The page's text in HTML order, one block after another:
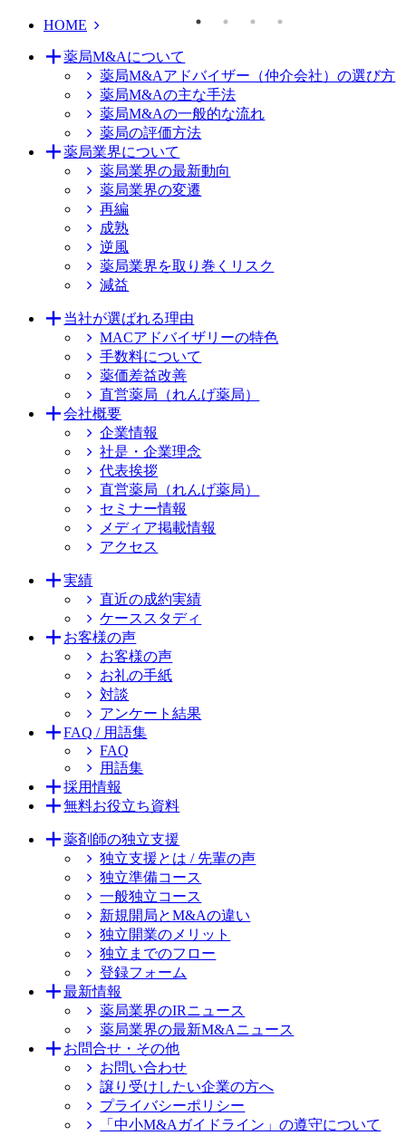
HOME
薬局M&Aについて
薬局M&Aアドバイザー（仲介会社）の選び方
薬局M&Aの主な手法
薬局M&Aの一般的な流れ
薬局の評価方法
薬局業界について
薬局業界の最新動向
薬局業界の変遷
再編
成熟
逆風
薬局業界を取り巻くリスク
減益
当社が選ばれる理由
MACアドバイザリーの特色
手数料について
薬価差益改善
直営薬局（れんげ薬局）
会社概要
企業情報
社是・企業理念
代表挨拶
直営薬局（れんげ薬局）
セミナー情報
メディア掲載情報
アクセス
実績
直近の成約実績
ケーススタディ
お客様の声
お客様の声
お礼の手紙
対談
アンケート結果
FAQ / 用語集
FAQ
用語集
採用情報
無料お役立ち資料
薬剤師の独立支援
独立支援とは / 先輩の声
独立準備コース
一般独立コース
新規開局とM&Aの違い
独立開業のメリット
独立までのフロー
登録フォーム
最新情報
薬局業界のIRニュース
薬局業界の最新M&Aニュース
お問合せ・その他
お問い合わせ
譲り受けしたい企業の方へ
プライバシーポリシー
「中小M&Aガイドライン」の遵守について